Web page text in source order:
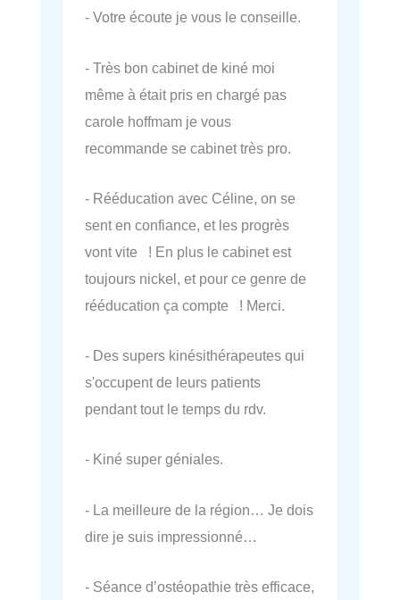
- Votre écoute je vous le conseille.
- Très bon cabinet de kiné moi
même à était pris en chargé pas
carole hoffmam je vous
recommande se cabinet très pro.
- Rééducation avec Céline, on se
sent en confiance, et les progrès
vont vite ! En plus le cabinet est
toujours nickel, et pour ce genre de
rééducation ça compte ! Merci.
- Des supers kinésithérapeutes qui
s'occupent de leurs patients
pendant tout le temps du rdv.
- Kiné super géniales.
- La meilleure de la région… Je dois
dire je suis impressionné…
- Séance d’ostéopathie très efficace,